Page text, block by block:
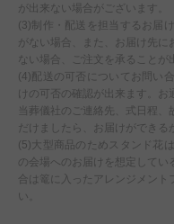
が出来ない場合がございます。
(3)制作・配送を担当するお届
がない場合、また、お届け先
ない場合、ご注文を承ることが
(4)配送の可否についてお問い
けの可否の確認が出来ます。お
当葬儀社のご連絡先、式日程
だけましたら、お届けができる
(5)大型商品のためスタンド花
の会場へのお届けを想定してい
合は篭に入ったアレンジメント
い。